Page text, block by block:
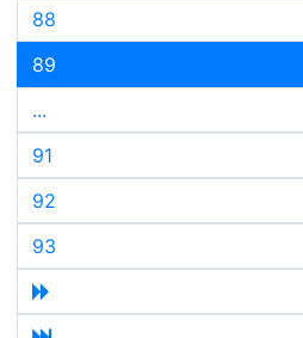
88
89
...
91
92
93